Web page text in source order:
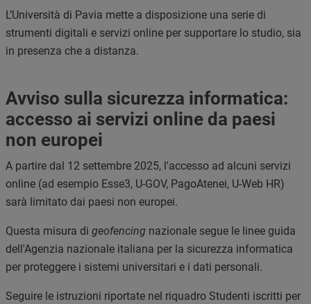
L’Università di Pavia mette a disposizione una serie di
strumenti digitali e servizi online per supportare lo studio, sia
in presenza che a distanza.
Avviso sulla sicurezza informatica:
accesso ai servizi online da paesi
non europei
A partire dal 12 settembre 2025, l'accesso ad alcuni servizi
online (ad esempio Esse3, U-GOV, PagoAtenei, U-Web HR)
sarà limitato dai paesi non europei.
Questa misura di geofencing nazionale segue le linee guida
dell'Agenzia nazionale italiana per la sicurezza informatica
per proteggere i sistemi universitari e i dati personali.
Seguire le istruzioni riportate nel riquadro Studenti iscritti per